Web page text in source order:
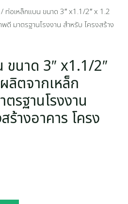
/ ท่อเหล็กแบน ขนาด 3″ x1.1/2″ x 1.2
มาตรฐานโรงงาน สำหรับ โครงสร้าง
ขนาด 3″ x1.1/2″
ตจากเหล็ก
รฐานโรงงาน
ร้างอาคาร โครง